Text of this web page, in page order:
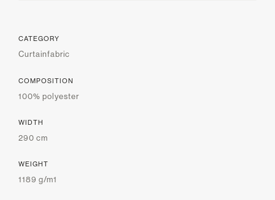
CATEGORY
Curtainfabric
COMPOSITION
100% polyester
WIDTH
290 cm
WEIGHT
1189 g/m1